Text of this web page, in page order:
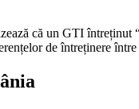
că un GTI întreținut
de întreținere